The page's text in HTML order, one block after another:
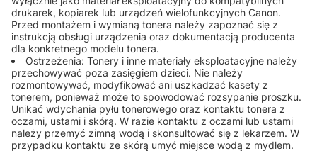
drukarek, kopiarek lub urządzeń wielofunkcyjnych Canon.
Przed montażem i wymianą tonera należy zapoznać się z
instrukcją obsługi urządzenia oraz dokumentacją producenta
dla konkretnego modelu tonera.
Ostrzeżenia: Tonery i inne materiały eksploatacyjne należy
przechowywać poza zasięgiem dzieci. Nie należy
rozmontowywać, modyfikować ani uszkadzać kasety z
tonerem, ponieważ może to spowodować rozsypanie proszku.
Unikać wdychania pyłu tonerowego oraz kontaktu tonera z
oczami, ustami i skórą. W razie kontaktu z oczami lub ustami
należy przemyć zimną wodą i skonsultować się z lekarzem. W
przypadku kontaktu ze skórą umyć miejsce wodą z mydłem.